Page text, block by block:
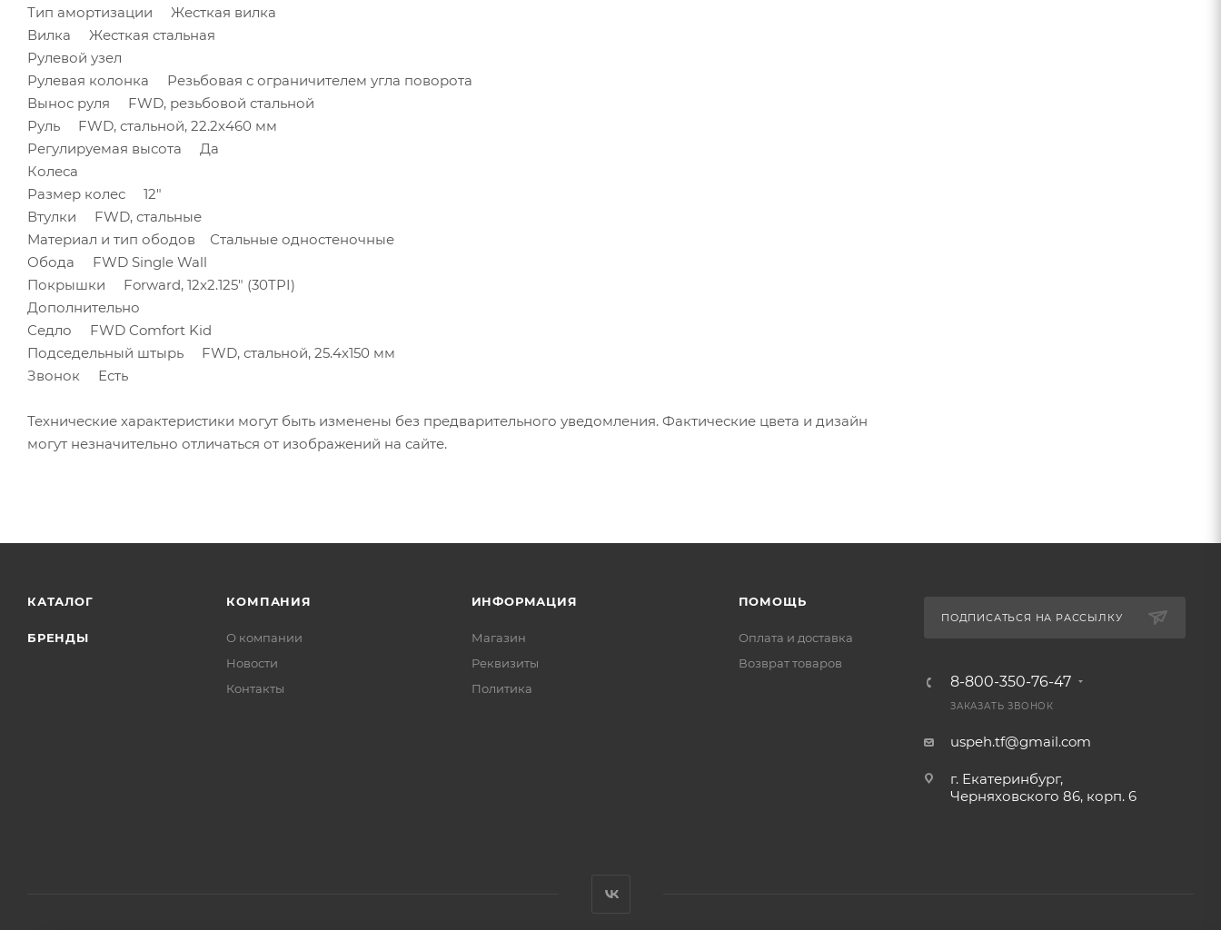
Тип амортизации
Жесткая вилка
Вилка
Жесткая стальная
Рулевой узел
Рулевая колонка
Резьбовая с ограничителем угла поворота
Вынос руля
FWD, резьбовой стальной
Руль
FWD, стальной, 22.2х460 мм
Регулируемая высота
Да
Колеса
Размер колес
12"
Втулки
FWD, стальные
Материал и тип ободов
Стальные одностеночные
Обода
FWD Single Wall
Покрышки
Forward, 12x2.125" (30TPI)
Дополнительно
Седло
FWD Comfort Kid
Подседельный штырь
FWD, стальной, 25.4x150 мм
Звонок
Есть
Технические характеристики могут быть изменены без предварительного уведомления. Фактические цвета и дизайн
могут незначительно отличаться от изображений на сайте.
КАТАЛОГ
БРЕНДЫ
КОМПАНИЯ
О компании
Новости
Контакты
ИНФОРМАЦИЯ
Магазин
Реквизиты
Политика
ПОМОЩЬ
Оплата и доставка
Возврат товаров
ПОДПИСАТЬСЯ НА РАССЫЛКУ
8-800-350-76-47
ЗАКАЗАТЬ ЗВОНОК
uspeh.tf@gmail.com
г. Екатеринбург,
Черняховского 86, корп. 6​